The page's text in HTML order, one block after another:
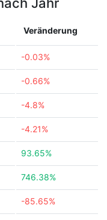
Veränderung
-0.03%
-0.66%
-4.8%
-4.21%
93.65%
746.38%
-85.65%